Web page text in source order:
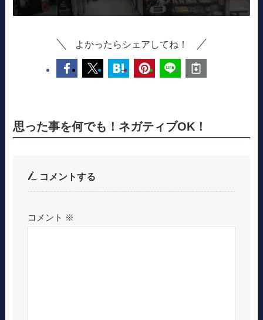
よかったらシェアしてね！
思った事を何でも！ネガティブOK！
コメントする
コメント ※